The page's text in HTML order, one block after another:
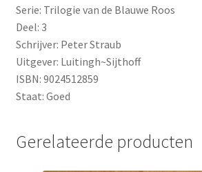
Serie: Trilogie van de Blauwe Roos
Deel: 3
Schrijver: Peter Straub
Uitgever: Luitingh~Sijthoff
ISBN: 9024512859
Staat: Goed
Gerelateerde producten